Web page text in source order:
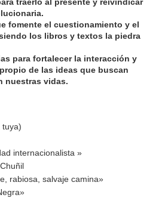
fomente el cuestionamiento y el
los libros y textos la piedra
para fortalecer la interacción y
de las ideas que buscan
nuestras vidas.
tuya)
internacionalista »
rabiosa, salvaje camina»